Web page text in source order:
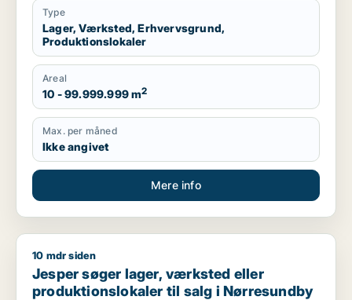
Type
Lager, Værksted, Erhvervsgrund,
Produktionslokaler
Areal
10 - 99.999.999 m2
Max. per måned
Ikke angivet
Mere info
Jesper søger lager, værksted eller produktionslokaler til
10 mdr siden
Jesper søger lager, værksted eller
produktionslokaler til salg i Nørresundby